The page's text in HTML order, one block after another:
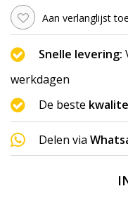
Aan verlanglijst
Snelle levering:
werkdagen
De beste
Delen via